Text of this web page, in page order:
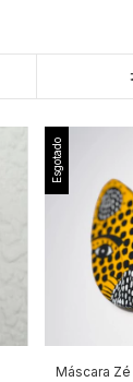
Esgotado
Máscara